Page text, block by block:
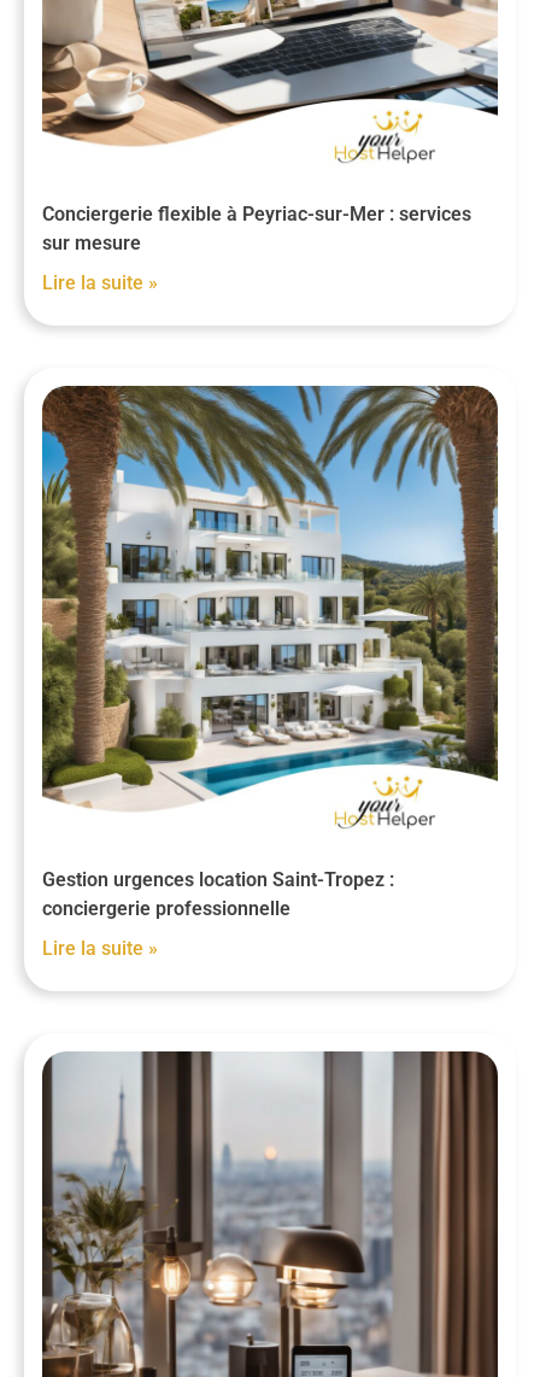
Conciergerie flexible à Peyriac-sur-Mer : services
sur mesure
Lire la suite »
Gestion urgences location Saint-Tropez :
conciergerie professionnelle
Lire la suite »